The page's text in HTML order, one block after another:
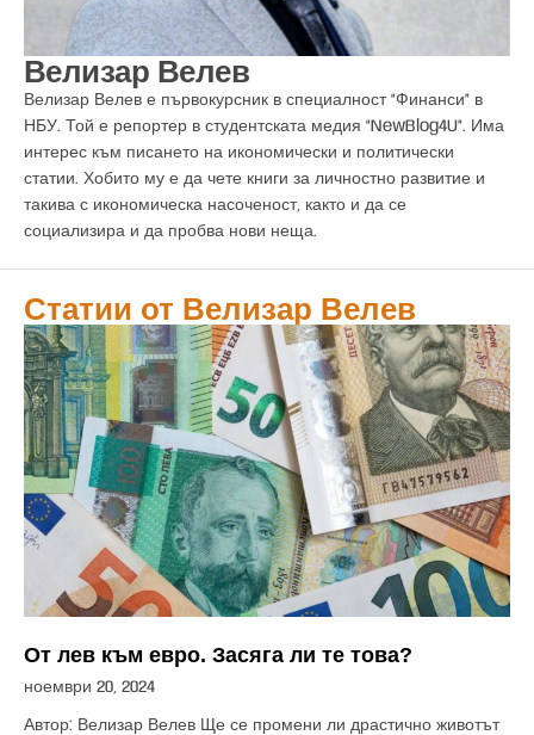
Велизар Велев
Велизар Велев е първокурсник в специалност “Финанси” в
НБУ. Той е репортер в студентската медия “NewBlog4U”. Има
интерес към писането на икономически и политически
статии. Хобито му е да чете книги за личностно развитие и
такива с икономическа насоченост, както и да се
социализира и да пробва нови неща.
Статии от Велизар Велев
От лев към евро. Засяга ли те това?
ноември 20, 2024
Автор: Велизар Велев Ще се промени ли драстично животът